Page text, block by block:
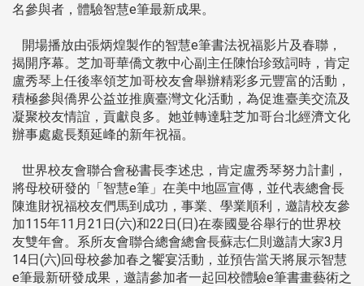
名參與者，體驗智慧e筆最新成果。
開場播放由張炳煌製作的智慧e筆書法祝福影片及春聯，
揭開序幕。芝加哥華僑文教中心副主任陳怡珍致詞時，肯定
盧秀琴上任後率領芝加哥校友會舉辦精彩多元豐富的活動，
積極參與僑界公益並推廣臺灣文化活動，為促進臺美交流及
凝聚校友情誼，貢獻良多。她並轉達駐芝加哥台北經濟文化
辦事處處長類延峰的新年祝福。
世界校友會聯合會秘書長李述忠，肯定盧秀琴努力計劃，
將母校研發的「智慧e筆」在美中地區宣傳，並代表總會長
陳進財祝福校友們馬到成功，事業、學業順利，邀請校友參
加115年11月21日(六)和22日(日)在泰國曼谷舉行的世界校
友雙年會。系所友會聯合總會總會長蘇志仁則邀請大家3月
14日(六)回母校參加春之饗宴活動，並預告當天將展示智慧
e筆最新研發成果，邀請參加者一起回校體驗e筆書畫藝術之